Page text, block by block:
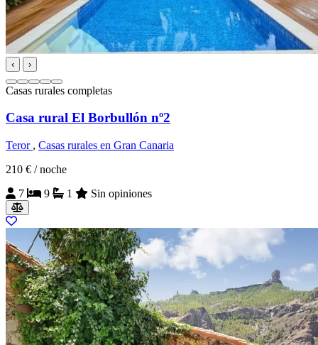
‹ ›
Casas rurales completas
Casa rural El Borbullón nº2
Teror , Casas rurales en Gran Canaria
210 € / noche
7
9 1 Sin opiniones